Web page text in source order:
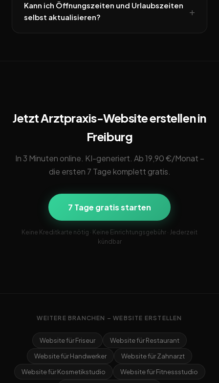
Kann ich Öffnungszeiten und Urlaubszeiten
selbst aktualisieren?
Jetzt Arztpraxis-Website erstellen in
Freiburg
In 3 Minuten online. KI-generiert. Ab 19,90 €/Monat –
die ersten 7 Tage komplett gratis.
7 Tage gratis starten
Keine Kreditkarte nötig · Keine Einrichtungsgebühr · Jederzeit
kündbar
WEITERE BRANCHEN – WEBSITE ERSTELLEN
Website für Friseur
Website für Restaurant
Website für Handwerker
Website für Zahnarzt
Website für Kosmetikstudio
Website für Fitnessstudio